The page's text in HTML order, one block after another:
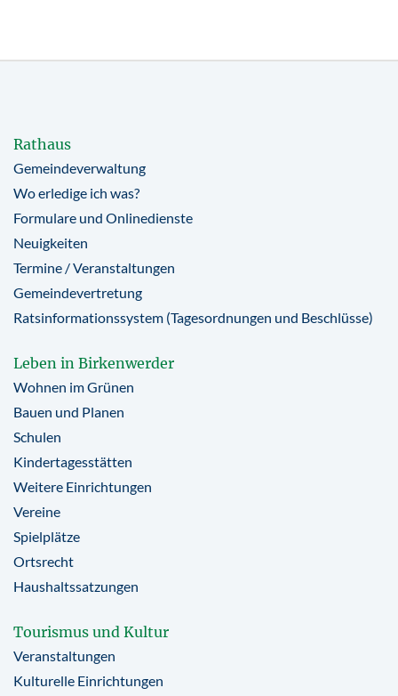
Rathaus
Gemeindeverwaltung
Wo erledige ich was?
Formulare und Onlinedienste
Neuigkeiten
Termine / Veranstaltungen
Gemeindevertretung
Ratsinformationssystem (Tagesordnungen und Beschlüsse)
Leben in Birkenwerder
Wohnen im Grünen
Bauen und Planen
Schulen
Kindertagesstätten
Weitere Einrichtungen
Vereine
Spielplätze
Ortsrecht
Haushaltssatzungen
Tourismus und Kultur
Veranstaltungen
Kulturelle Einrichtungen